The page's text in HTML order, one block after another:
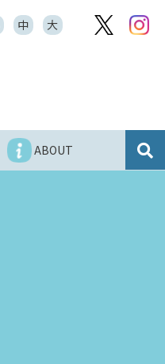
中 大
ABOUT